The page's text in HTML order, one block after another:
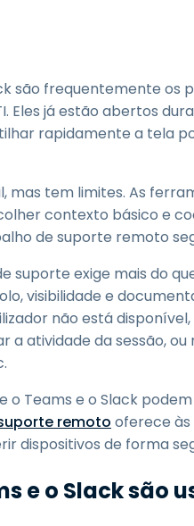
são frequentemente os
Eles já estão abertos
rapidamente a tela
mas tem limites. As
contexto básico e
de suporte remoto
suporte exige mais do
visibilidade e
não está
a atividade da sessão,
o Teams e o Slack
remoto oferece às
dispositivos de forma
e o Slack são